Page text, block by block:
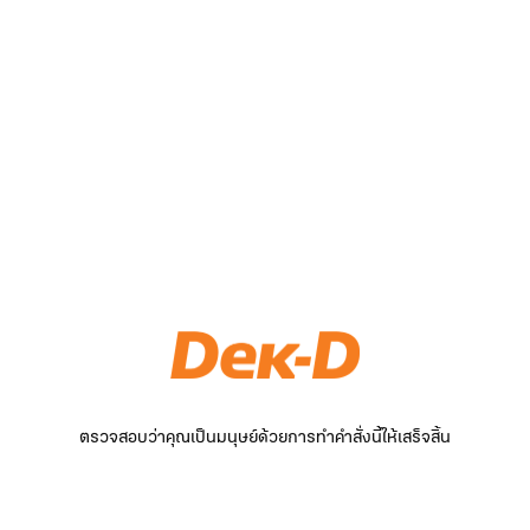
ตรวจสอบว่าคุณเป็นมนุษย์ด้วยการทำคำสั่งนี้ให้เสร็จสิ้น